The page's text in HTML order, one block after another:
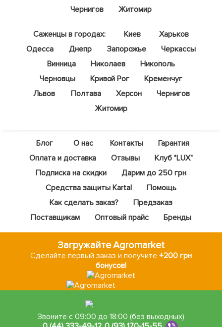
Чернигов
Житомир
Саженцы в городах: Киев
Харьков
Одесса
Днепр Запорожье
Черкассы
Винница
Николаев
Никополь
Черновцы
Кривой Рог
Кременчуг
Львов
Полтава Херсон
Чернигов
Житомир
Блог О нас Контакты
Гарантия
Оплата и доставка
Отзывы
Клуб "LUX"
Подписка на скидки
Дарим до 250 грн
Средства защиты Kartal
Помощь
Как сделать заказ?
Предзаказ
Поставщикам
Оптовый прайс Бренды
Загружайте Agromarket
Сделайте первый заказ и получите +200 грн
бонусов!
Звоните с 09:00 до 18:00 (без выходных)